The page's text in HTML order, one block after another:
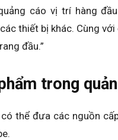
cáo vị trí hàng
thiết bị khác. Cùng
đầu.”
trong
thể đưa các nguồn